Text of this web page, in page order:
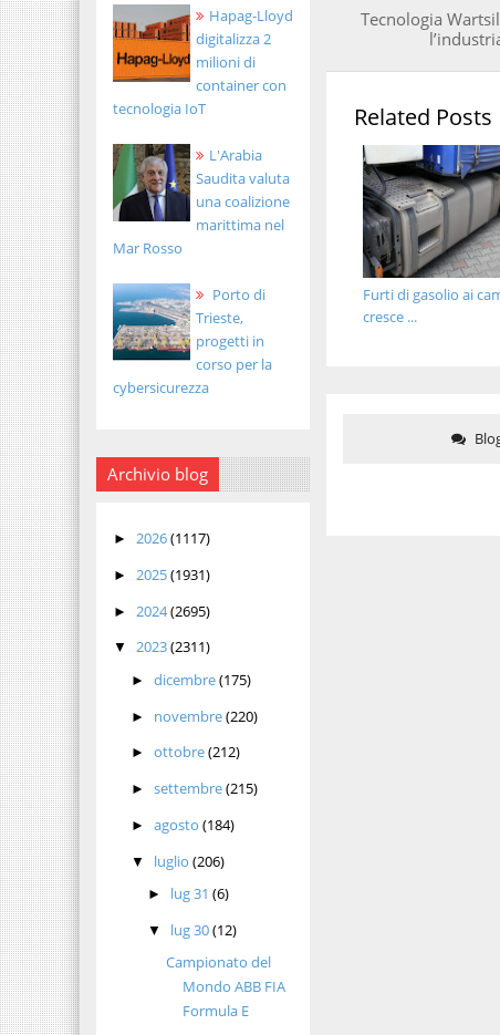
Hapag-Lloyd
digitalizza 2
milioni di
container con
tecnologia IoT
L'Arabia
Saudita valuta
una coalizione
marittima nel
Mar Rosso
Porto di
Trieste,
progetti in
corso per la
cybersicurezza
Archivio blog
► 2026(1117)
► 2025(1931)
► 2024(2695)
▼ 2023(2311)
► dicembre(175)
► novembre(220)
► ottobre(212)
► settembre(215)
► agosto (184)
▼ luglio (206)
► lug 31(6)
▼ lug 30(12)
Campionato del
Mondo ABB FIA
Formula E
Tecnologia
Related Posts
Furti di gasolio ai
cresce ...